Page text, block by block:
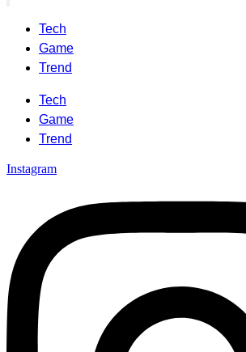
Tech
Game
Trend
Tech
Game
Trend
Instagram